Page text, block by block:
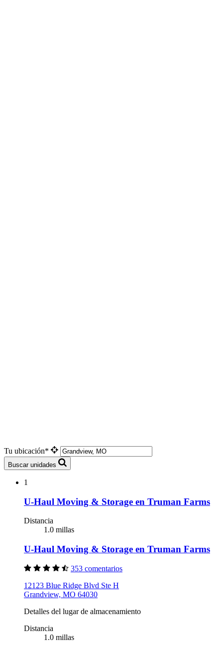
Tu ubicación*
Buscar unidades
1
U-Haul Moving & Storage en Truman Farms
Distancia
1.0 millas
U-Haul Moving & Storage en Truman Farms
353 comentarios
12123 Blue Ridge Blvd Ste H
Grandview, MO 64030
Detalles del lugar de almacenamiento
Distancia
1.0 millas